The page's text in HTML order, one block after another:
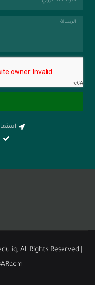
استمارة شكاوى
Google search
All Rights
by MISBARcom